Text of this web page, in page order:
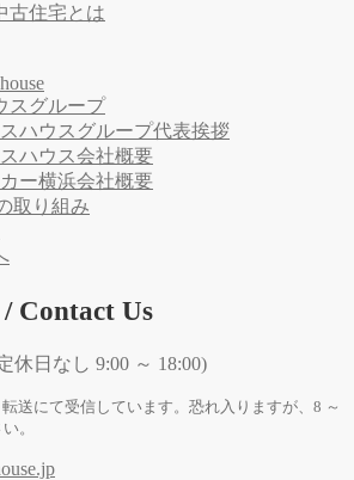
古住宅とは
スグループ
ハウスグループ代表挨拶
ハウス会社概要
ー横浜会社概要
取り組み
Contact Us
休日なし 9:00 ～ 18:00)
送にて受信しています。恐れ入りますが、8 ～
。